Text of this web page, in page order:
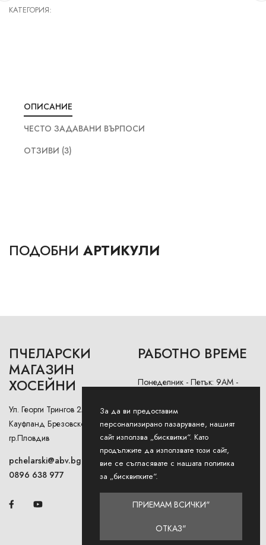
КАТЕГОРИЯ:
ОПИСАНИЕ
ЧЕСТО ЗАДАВАНИ ВЪРПОСИ
ОТЗИВИ (3)
ПОДОБНИ АРТИКУЛИ
ПЧЕЛАРСКИ
МАГАЗИН
ХОСЕЙНИ
Ул. Георги Трингов 2А (до
Кауфланд Брезовско Шосе),
гр.Пловдив
pchelarski@abv.bg
0896 638 977
РАБОТНО ВРЕМЕ
Понеделник - Петък: 9AM -
Събота: 9AM - 13PM
Неделя: Затворено
За да ви предоставим
персонализирано пазаруване, нашият
сайт използва „бисквитки“. Като
продължите да използвате този сайт,
вие се съгласявате с нашата политика
за „бисквитките“.
ПРИЕМАМ ВСИЧКИ"
ОТКАЗ"